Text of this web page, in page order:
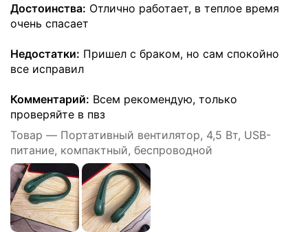
Достоинства: Отлично работает, в теплое время
очень спасает
Недостатки: Пришел с браком, но сам спокойно
все исправил
Комментарий: Всем рекомендую, только
проверяйте в пвз
Товар — Портативный вентилятор, 4,5 Вт, USB-
питание, компактный, беспроводной